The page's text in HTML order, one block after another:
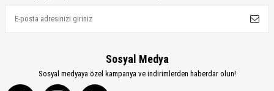
Sosyal Medya
Sosyal medyaya özel kampanya ve indirimlerden haberdar olun!